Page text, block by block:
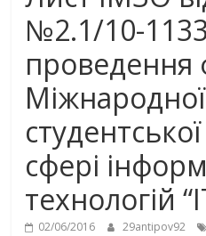
№2.1/10-
проведення
Міжнародної
сфері
технологій
02/06/2016 29antipov92